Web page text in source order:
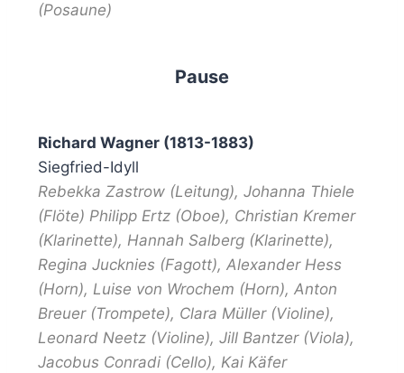
(Posaune)
Pause
Richard Wagner (1813-1883)
Siegfried-Idyll
Rebekka Zastrow (Leitung), Johanna Thiele
(Flöte) Philipp Ertz (Oboe), Christian Kremer
(Klarinette), Hannah Salberg (Klarinette),
Regina Jucknies (Fagott), Alexander Hess
(Horn), Luise von Wrochem (Horn), Anton
Breuer (Trompete), Clara Müller (Violine),
Leonard Neetz (Violine), Jill Bantzer (Viola),
Jacobus Conradi (Cello), Kai Käfer